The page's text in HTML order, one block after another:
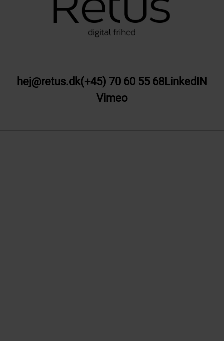
hej@retus.dk(+45) 70 60 55 68LinkedIN
Vimeo